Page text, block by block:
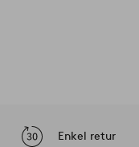
Enkel retur